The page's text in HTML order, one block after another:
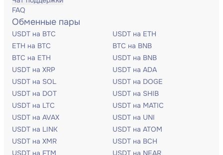
FAQ
Обменные пары
USDT на BTC
USDT на ETH
ETH на BTC
BTC на BNB
BTC на ETH
USDT на BNB
USDT на XRP
USDT на ADA
USDT на SOL
USDT на DOGE
USDT на DOT
USDT на SHIB
USDT на LTC
USDT на MATIC
USDT на AVAX
USDT на UNI
USDT на LINK
USDT на ATOM
USDT на XMR
USDT на BCH
USDT на FTM
USDT на NEAR